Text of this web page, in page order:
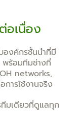
อเนื่อง
องค์กรชั้นนำที่มี
พร้อมทีมช่างที่
networks,
ารใช้งานจริง
ทีมเดียวที่ดูแลทุก